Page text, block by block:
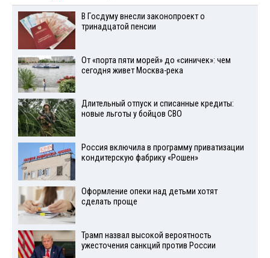
В Госдуму внесли законопроект о
тринадцатой пенсии
От «порта пяти морей» до «синичек»: чем
сегодня живет Москва-река
Длительный отпуск и списанные кредиты:
новые льготы у бойцов СВО
Россия включила в программу приватизации
кондитерскую фабрику «Рошен»
Оформление опеки над детьми хотят
сделать проще
Трамп назвал высокой вероятность
ужесточения санкций против России